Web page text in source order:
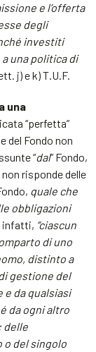
e l’offerta
degli
investiti
a una politica di
j) e k) T.U.F.
una
“perfetta”
del Fondo non
“dal” Fondo,
non risponde delle
quale che
obbligazioni
infatti, “ciascun
di uno
distinto a
gestione del
e da qualsiasi
da ogni altro
delle
o del singolo